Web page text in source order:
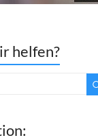
helfen?